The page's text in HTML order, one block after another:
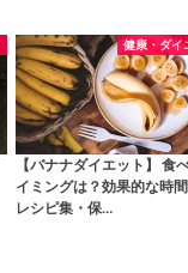
健康・ダイ
【バナナダイエット】 食
イミングは？効果的な時
レシピ集・保…